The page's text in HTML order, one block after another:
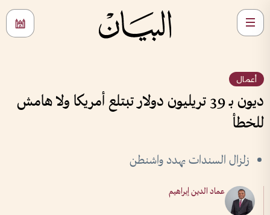
أعمال
ديون بـ 39 تريليون دولار تبتلع أمريكا ولا هامش
للخطأ
زلزال السندات يهدد واشنطن
عماد الدين إبراهيم